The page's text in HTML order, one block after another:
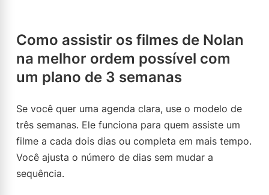
Como assistir os filmes de Nolan
na melhor ordem possível com
um plano de 3 semanas
Se você quer uma agenda clara, use o modelo de
três semanas. Ele funciona para quem assiste um
filme a cada dois dias ou completa em mais tempo.
Você ajusta o número de dias sem mudar a
sequência.